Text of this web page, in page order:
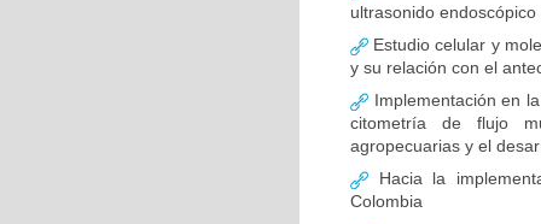
ultrasonido endoscópico
Estudio celular y
y su relación con el
Implementación en
citometría de flujo
agropecuarias y el
Hacia la
Colombia